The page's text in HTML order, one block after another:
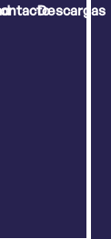
Descargas